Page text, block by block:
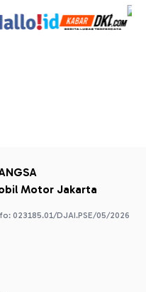
Motor Jakarta
023185.01/DJAI.PSE/05/2026